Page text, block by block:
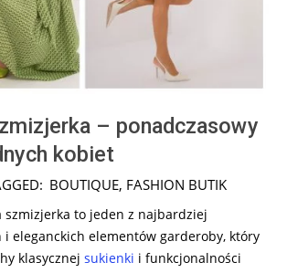
– ponadczasowy
kobiet
BOUTIQUE, FASHION BUTIK
szmizjerka to jeden z najbardziej
i eleganckich elementów garderoby, który
klasycznej sukienki i funkcjonalności